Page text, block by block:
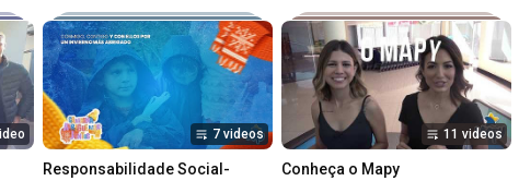
7 videos
Responsabilidade Social-
11 videos
Conheça o Mapy